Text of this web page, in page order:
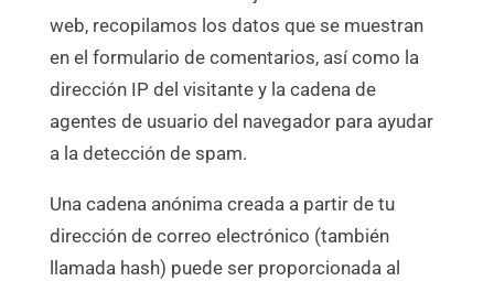
web, recopilamos los datos que se muestran
en el formulario de comentarios, así como la
dirección IP del visitante y la cadena de
agentes de usuario del navegador para ayudar
a la detección de spam.
Una cadena anónima creada a partir de tu
dirección de correo electrónico (también
llamada hash) puede ser proporcionada al